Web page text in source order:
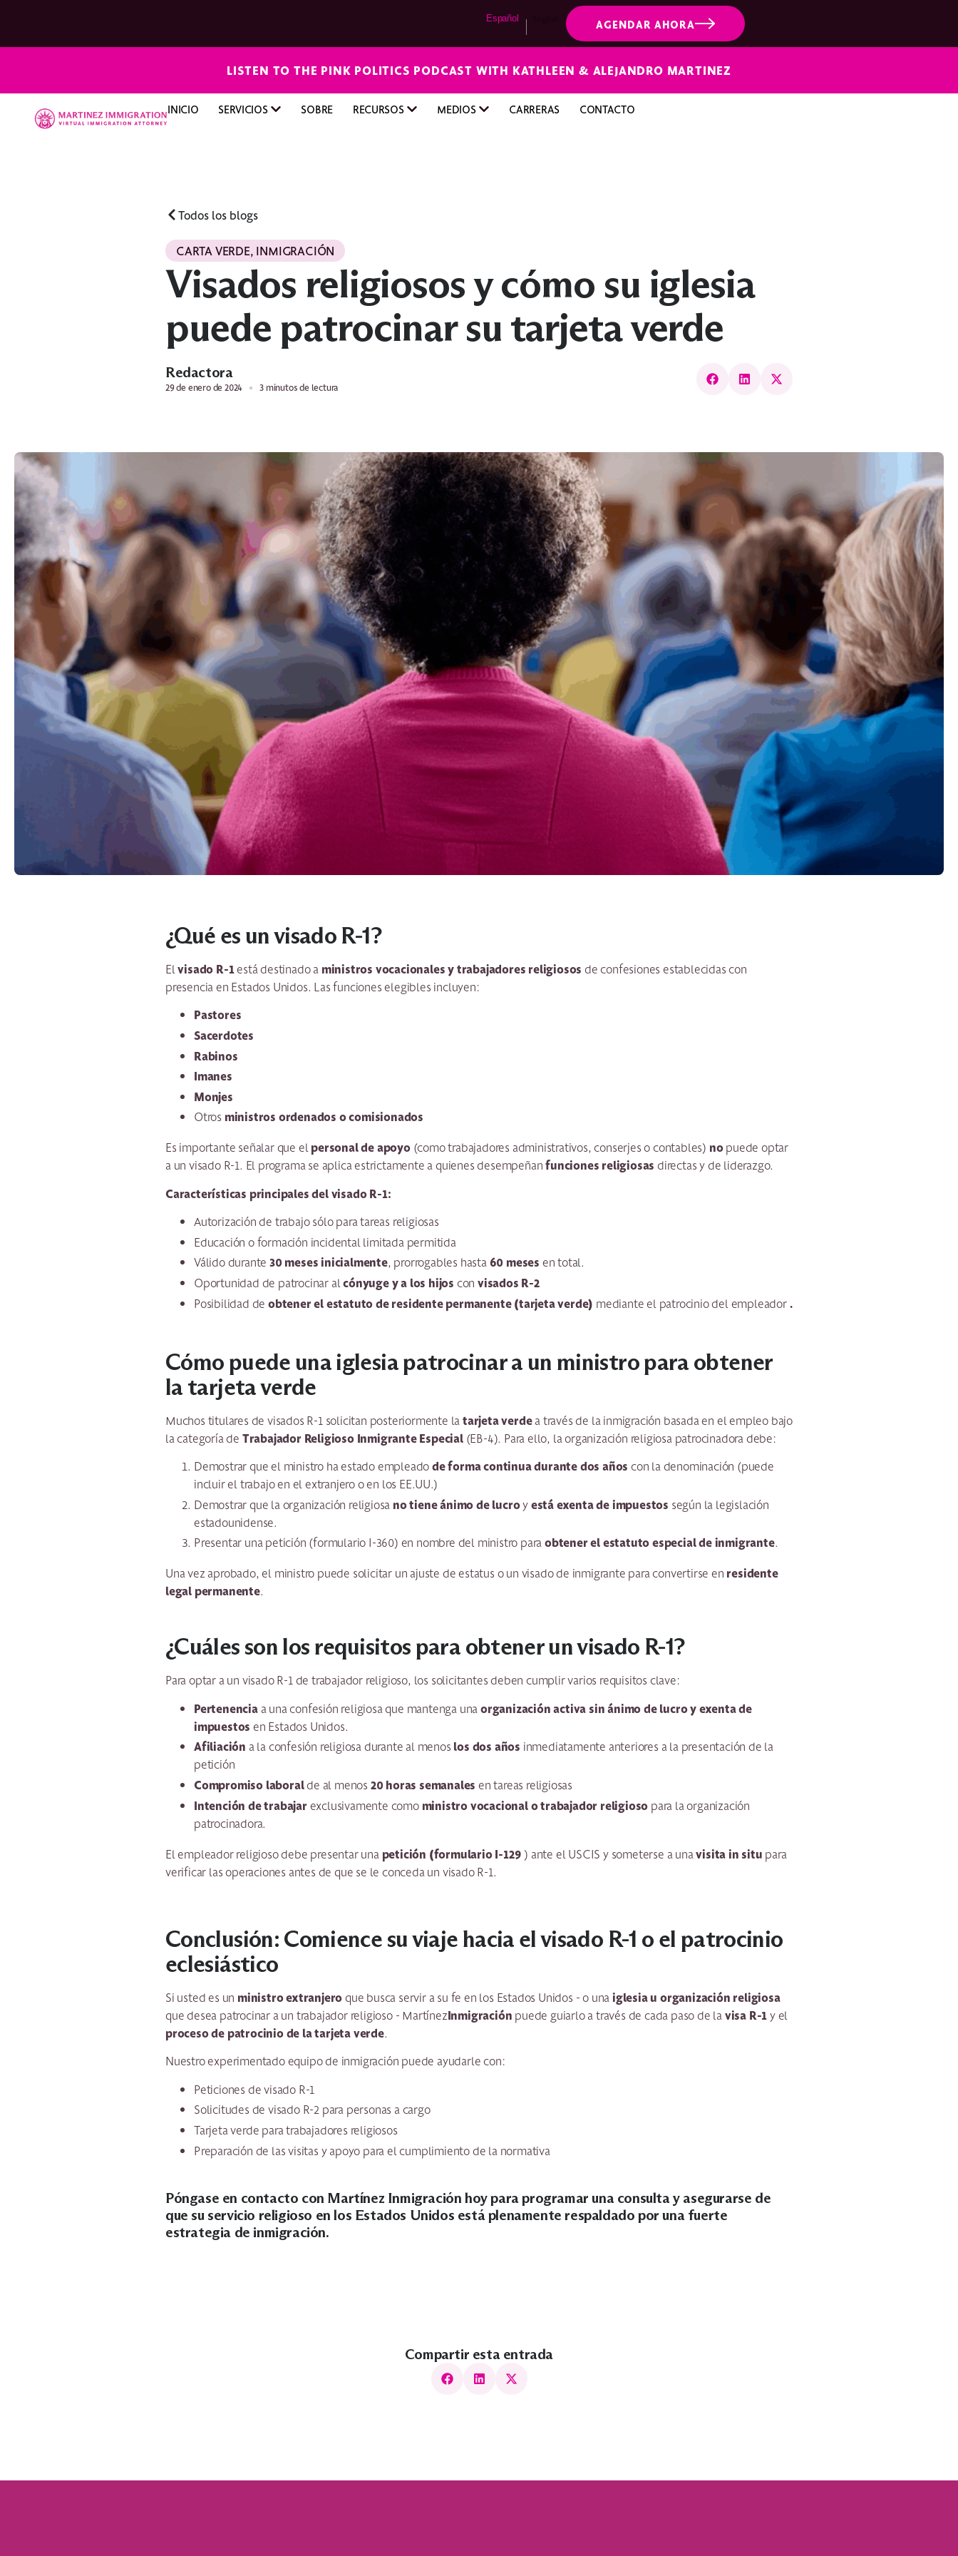
Español AGENDAR AHORA
LISTEN TO THE PINK POLITICS PODCAST WITH KATHLEEN & ALEJANDRO MARTINEZ
INICIO SERVICIOS SOBRE RECURSOS MEDIOS CARRERAS CONTACTO
Todos los blogs
CARTA VERDE, INMIGRACIÓN
Visados religiosos y cómo su iglesia
puede patrocinar su tarjeta verde
Redactora
29 de enero de 2024 3 minutos de lectura
¿Qué es un visado R-1?
Elvisado R-1está destinado a ministros vocacionales y trabajadores religiosos de confesiones establecidas con
presencia en Estados Unidos. Las funciones elegibles incluyen:
Pastores
Sacerdotes
Rabinos
Imanes
Monjes
Otros ministros ordenados o comisionados
Es importante señalar que elpersonal de apoyo(como trabajadores administrativos, conserjes o contables) nopuede optar
a un visado R-1. El programa se aplica estrictamente a quienes desempeñanfunciones religiosas directas y de liderazgo.
Características principales del visado R-1:
Autorización de trabajo sólo para tareas religiosas
Educación o formación incidental limitada permitida
Válido durante 30 meses inicialmente, prorrogables hasta 60 meses en total.
Oportunidad de patrocinar alcónyuge y a los hijos convisados R-2
Posibilidad de obtener el estatuto de residente permanente (tarjeta verde) mediante el patrocinio del empleador.
Cómo puede una iglesia patrocinar a un ministro para obtener
la tarjeta verde
Muchos titulares de visados R-1 solicitan posteriormente la tarjeta verdea través de la inmigración basada en el empleo bajo
la categoría de Trabajador Religioso Inmigrante Especial(EB-4). Para ello, la organización religiosa patrocinadora debe:
Demostrar que el ministro ha estado empleadode forma continua durante dos años con la denominación (puede
incluir el trabajo en el extranjero o en los EE.UU.)
Demostrar que la organización religiosa no tiene ánimo de lucroyestá exenta de impuestos según la legislación
estadounidense.
Presentar una petición (formulario I-360) en nombre del ministro paraobtener el estatuto especial de inmigrante.
Una vez aprobado, el ministro puede solicitar un ajuste de estatus o un visado de inmigrante para convertirse en residente
legal permanente.
¿Cuáles son los requisitos para obtener un visado R-1?
Para optar a un visado R-1 de trabajador religioso, los solicitantes deben cumplir varios requisitos clave:
Pertenenciaa una confesión religiosa que mantenga unaorganización activa sin ánimo de lucro y exenta de
impuestos en Estados Unidos.
Afiliación a la confesión religiosa durante al menos los dos años inmediatamente anteriores a la presentación de la
petición
Compromiso laboralde al menos 20 horas semanales en tareas religiosas
Intención de trabajar exclusivamente como ministro vocacional o trabajador religioso para la organización
patrocinadora.
El empleador religioso debe presentar una petición (formulario I-129) ante el USCIS y someterse a unavisita in situ para
verificar las operaciones antes de que se le conceda un visado R-1.
Conclusión: Comience su viaje hacia el visado R-1 o el patrocinio
eclesiástico
Si usted es un ministro extranjeroque busca servir a su fe en los Estados Unidos - o unaiglesia u organización religiosa
que desea patrocinar a un trabajador religioso - MartínezInmigración puede guiarlo a través de cada paso de lavisa R-1y el
proceso de patrocinio de la tarjeta verde.
Nuestro experimentado equipo de inmigración puede ayudarle con:
Peticiones de visado R-1
Solicitudes de visado R-2 para personas a cargo
Tarjeta verde para trabajadores religiosos
Preparación de las visitas y apoyo para el cumplimiento de la normativa
Póngase en contacto con Martínez Inmigración hoypara programar una consulta y asegurarse de
que su servicio religioso en los Estados Unidos está plenamente respaldado por una fuerte
estrategia de inmigración.
Compartir esta entrada